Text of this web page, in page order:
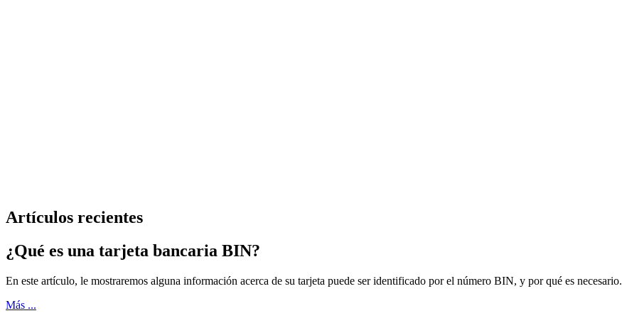
Artículos recientes
¿Qué es una tarjeta bancaria BIN?
En este artículo, le mostraremos alguna información acerca de su tarjeta puede ser identificado por el número BIN, y por qué es necesario.
Más ...